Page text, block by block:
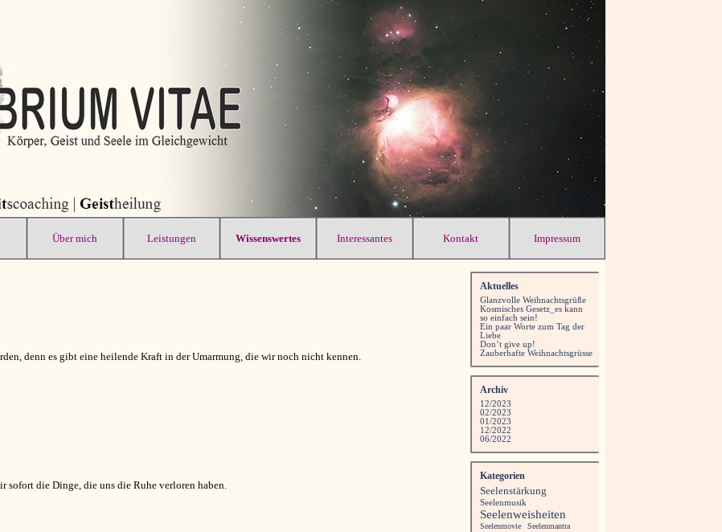
Über mich Leistungen Wissenswertes Interessantes Kontakt Impressum
denn es gibt eine heilende Kraft in der Umarmung, die wir noch nicht kennen.
sofort die Dinge, die uns die Ruhe verloren haben.
Aktuelles
Glanzvolle Weihnachtsgrüße
Kosmisches Gesetz_es kann
so einfach sein!
Ein paar Worte zum Tag der
Liebe
Don’t give up!
Zauberhafte Weihnachtsgrüsse
Archiv
12/2023
02/2023
01/2023
12/2022
06/2022
Kategorien
Seelenstärkung
Seelenmusik
Seelenweisheiten
Seelenmovie Seelenmantra